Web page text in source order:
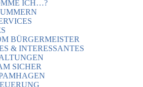
ICH…?
BÜRGERMEISTER
& INTERESSANTES
SICHER